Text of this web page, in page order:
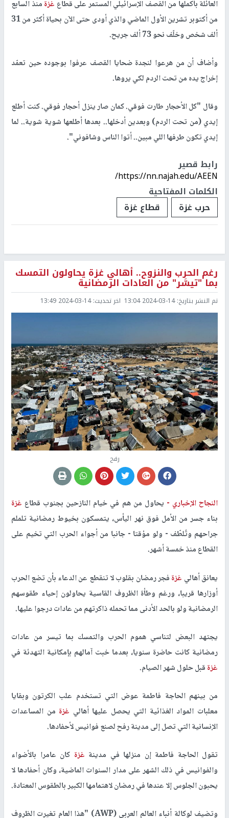
العائلة بأكملها من القصف الإسرائيلي المستمر على قطاع غزةمنذ السابع
من أكتوبر تشرين الأول الماضي والذي أودى حتى الآن بحياة أكثر من 31
ألف شخص وخلّف نحو 73 ألف جريح.
وأضاف أن من هرعوا لنجدة ضحايا القصف عرفوا بوجوده حين تعمّد
إخراج يده من تحت الردم لكي يروها.
وقال "كل الأحجار طارت فوقي. كمان صار ينزل أحجار فوقي. كنت أطلع
إيدي (من تحت الردم) وبعدين أدخلها.. بعدها أطلعها شوية شوية.. لما
إيدي تكون طرفها اللي مبين.. أتوا الناس وشافوني".
رابط قصير
https://nn.najah.edu/AEEN/
الكلمات المفتاحية
حرب غزة
قطاع غزة
رغم الحرب والنزوح.. أهالي غزة يحاولون التمسك
بما "تيسَّر" من العادات الرمضانية
تم النشر بتاريخ:2024-03-14 13:04 اخر تحديث:2024-03-14 13:49
رفح
النجاح الإخباري - يحاول من هم في خيام النازحين بجنوب قطاع غزة
بناء جسر من الأمل فوق نهر اليأس، يتمسكون بخيوط رمضانية تلملم
جراحهم وتُلطّف - ولو مؤقتا - جانبا من أجواء الحرب التي تخيم على
القطاع منذ خمسة أشهر.
يعانق أهالي غزةفجر رمضان بقلوب لا تنقطع عن الدعاء بأن تضع الحرب
أوزارها قريبا، ورغم وطأة الظروف القاسية يحاولون إحياء طقوسهم
الرمضانية ولو بالحد الأدنى مما تحمله ذاكرتهم من عادات درجوا عليها.
يجتهد البعض لتناسي هموم الحرب والتمسك بما تيسر من عادات
رمضانية كانت حاضرة سنويا، بعدما خبت آمالهم بإمكانية التهدئة في
غزةقبل حلول شهر الصيام.
من بينهم الحاجة فاطمة عوض التي تستخدم علب الكرتون وبقايا
معلبات المواد الغذائية التي يحصل عليها أهالي غزة من المساعدات
الإنسانية التي تصل إلى مدينة رفح لصنع فوانيس لأحفادها.
تقول الحاجة فاطمة إن منزلها في مدينة غزة كان عامرا بالأضواء
والفوانيس في ذلك الشهر على مدار السنوات الماضية، وكان أحفادها لا
يحبون الجلوس إلا عندها في رمضان لاهتمامها الكبير بالطقوس المعتادة.
وتضيف لوكالة أنباء العالم العربي (AWP) "هذا العام تغيرت الظروف